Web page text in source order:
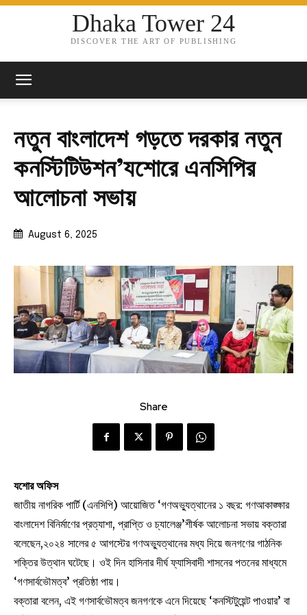
Dhaka Tower 24
DISCOVER THE ART OF PUBLISHING
নতুন বাংলাদেশ গড়তে দরকার নতুন
কনস্টিটিউশন’যশোরে এনসিপির
আলোচনা সভায়
August 6, 2025
Share
যশোর অফিস
জাতীয় নাগরিক পার্টি (এনসিপি) আয়োজিত ‘গণঅভ্যুত্থানের ১ বছর: গণআকাঙ্ক্ষার
বাংলাদেশ বিনির্মাণের প্রত্যাশা, প্রাপ্তি ও চ্যালেঞ্জ’শীর্ষক আলোচনা সভায় বক্তারা
বলেছেন,২০২৪ সালের ৫ আগস্টের গণঅভ্যুত্থানের মধ্য দিয়ে জনগণের গাঠনিক
শক্তির উত্থান ঘটেছে। ওই দিন হাসিনার দীর্ঘ ফ্যাসিবাদী শাসনের পতনের মাধ্যমে
‘গণসার্বভৌমত্ব’ প্রতিষ্ঠা পায়।
বক্তারা বলেন, এই গণসার্বভৌমত্ব জনগণকে এনে দিয়েছে ‘কনস্টিটুয়েন্ট পাওয়ার’ বা